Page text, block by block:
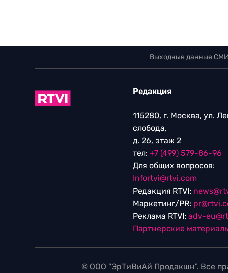
Выходные данные СМИ
Редакция
115280, г. Москва, ул.
слобода,
д. 26, этаж 2
тел: +7 (499) 579-86-96
Для общих вопросов:
Infortvi@rtvi.com
Редакция RTVI:
Маркетинг/PR:
Реклама RTVI: adv-
Партнерские
© ООО "ЭрТиВиАй Продакшн". Все